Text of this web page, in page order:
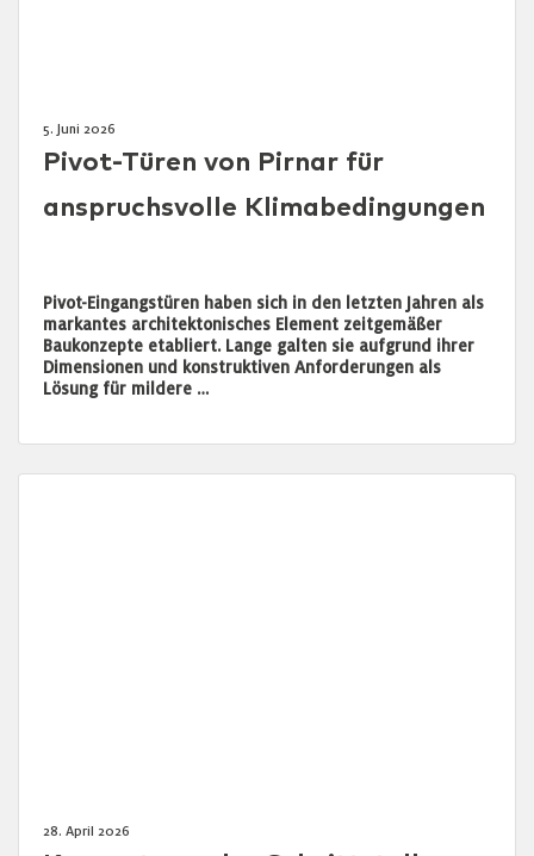
5. Juni 2026
Pivot-Türen von Pirnar für
anspruchsvolle Klimabedingungen
Pivot-Eingangstüren haben sich in den letzten Jahren als
markantes architektonisches Element zeitgemäßer
Baukonzepte etabliert. Lange galten sie aufgrund ihrer
Dimensionen und konstruktiven Anforderungen als
Lösung für mildere …
28. April 2026